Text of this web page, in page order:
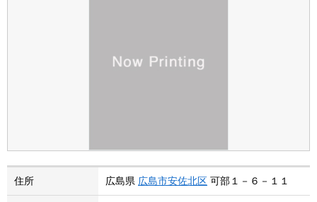
住所 広島県 広島市安佐北区 可部１－６－１１